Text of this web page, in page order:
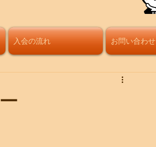
入会の流れ お問い合わせ